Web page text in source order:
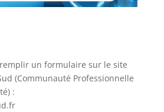
un formulaire sur le site
(Communauté Professionnelle
: